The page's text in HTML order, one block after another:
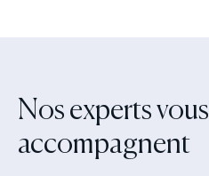
Nos experts vous
accompagnent‍